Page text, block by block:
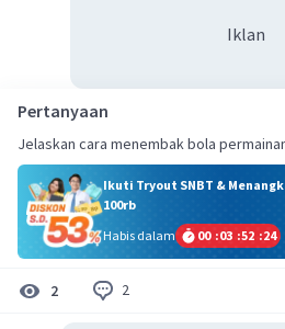
Iklan
Pertanyaan
Jelaskan cara menembak bola
Ikuti Tryout SNBT &
100rb
Habis dalam
00 :03 :52 :23
2 2